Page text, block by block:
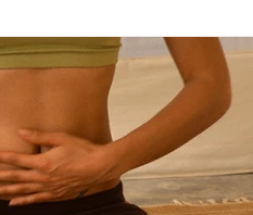
Salud emocional